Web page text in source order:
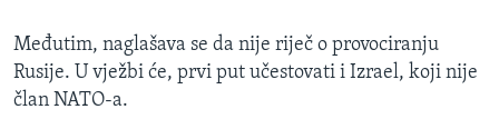
Međutim, naglašava se da nije riječ o provociranju
Rusije. U vježbi će, prvi put učestovati i Izrael, koji nije
član NATO-a.